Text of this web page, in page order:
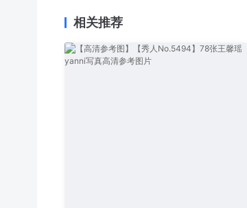
相关推荐